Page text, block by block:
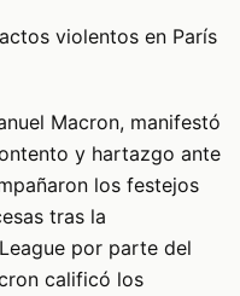
violentos en París
Macron, manifestó
y hartazgo ante
los festejos
tras la
por parte del
calificó los